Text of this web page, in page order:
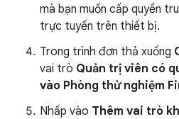
mà bạn muốn cấp quyền
trực tuyến trên thiết bị.
Trong trình đơn thả xuống
vai trò Quản trị viên có
vào Phòng thử nghiệm
Nhấp vào Thêm vai trò